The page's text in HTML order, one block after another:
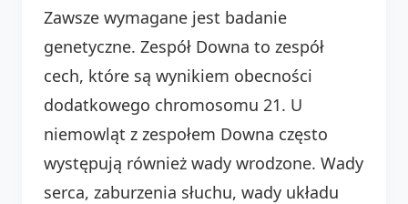
Zawsze wymagane jest badanie
genetyczne. Zespół Downa to zespół
cech, które są wynikiem obecności
dodatkowego chromosomu 21. U
niemowląt z zespołem Downa często
występują również wady wrodzone. Wady
serca, zaburzenia słuchu, wady układu